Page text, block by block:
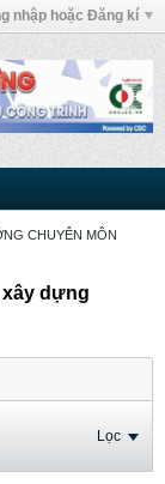
nhập hoặc Đăng kí
CHUYÊN MÔN
xây dựng
Lọc